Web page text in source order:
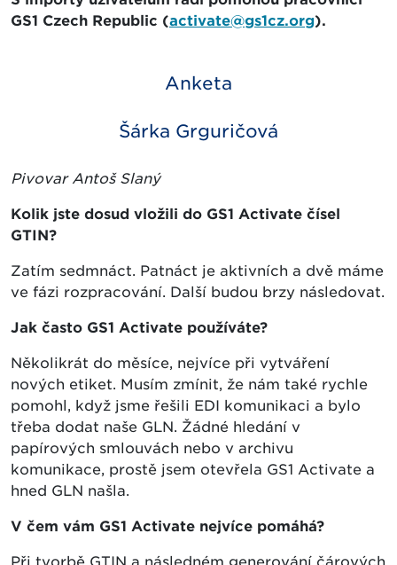
GS1 Czech Republic (activate@gs1cz.org).
Anketa
Šárka Grguričová
Pivovar Antoš Slaný
Kolik jste dosud vložili do GS1 Activate čísel
GTIN?
Zatím sedmnáct. Patnáct je aktivních a dvě máme
ve fázi rozpracování. Další budou brzy následovat.
Jak často GS1 Activate používáte?
Několikrát do měsíce, nejvíce při vytváření
nových etiket. Musím zmínit, že nám také rychle
pomohl, když jsme řešili EDI komunikaci a bylo
třeba dodat naše GLN. Žádné hledání v
papírových smlouvách nebo v archivu
komunikace, prostě jsem otevřela GS1 Activate a
hned GLN našla.
V čem vám GS1 Activate nejvíce pomáhá?
Při tvorbě GTIN a následném generování čárových